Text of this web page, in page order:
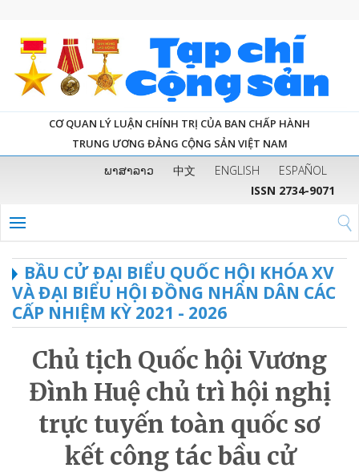
CƠ QUAN LÝ LUẬN CHÍNH TRỊ CỦA BAN CHẤP HÀNH
TRUNG ƯƠNG ĐẢNG CỘNG SẢN VIỆT NAM
ພາສາລາວ 中文 ENGLISH
ESPAÑOL
ISSN 2734-9071
BẦU CỬ ĐẠI BIỂU QUỐC HỘI KHÓA XV
VÀ ĐẠI BIỂU HỘI ĐỒNG NHÂN DÂN CÁC
CẤP NHIỆM KỲ 2021 - 2026
Chủ tịch Quốc hội Vương
Đình Huệ chủ trì hội nghị
trực tuyến toàn quốc sơ
kết công tác bầu cử